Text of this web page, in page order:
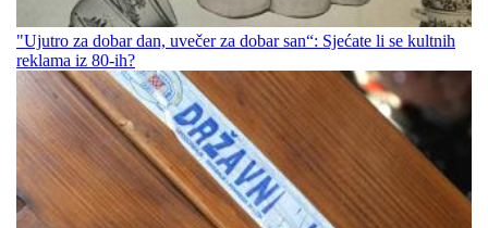
"Ujutro za dobar dan, uvečer za dobar san“: Sjećate li se kultnih
reklama iz 80-ih?